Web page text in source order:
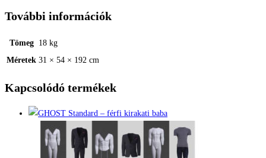
További információk
Tömeg
18 kg
Méretek 31 × 54 × 192 cm
Kapcsolódó termékek